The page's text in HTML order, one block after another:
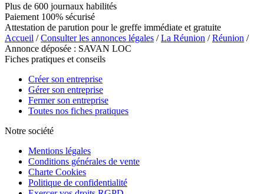
Plus de 600 journaux habilités
Paiement 100% sécurisé
Attestation de parution pour le greffe immédiate et gratuite
Accueil /Consulter les annonces légales /La Réunion /Réunion /
Annonce déposée : SAVAN LOC
Fiches pratiques et conseils
Créer son entreprise
Gérer son entreprise
Fermer son entreprise
Toutes nos fiches pratiques
Notre société
Mentions légales
Conditions générales de vente
Charte Cookies
Politique de confidentialité